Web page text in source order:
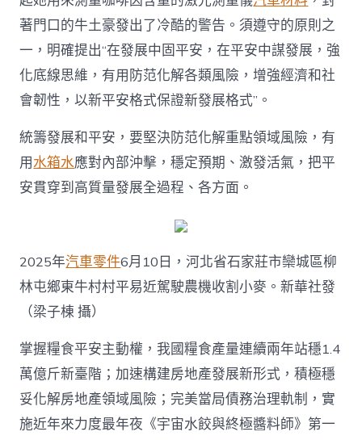
著門口的牛土豪發出了冷酷的警告。須遵守的原則之
一，明確提出“在發展中固平安，在平安中謀發展，強
化底線思維，有用防范化解各類風險，增強經濟和社
會韌性，以新平安格式保證新發展格式”。
統籌發展和平安，要堅決防范化解重點領域風險，有
用水箱水應對內部沖擊，穩定預期、激發活氣，把平
安貫穿到高質量發展全過程、各方面。
2025年汽車零件6月10日，河北省石家莊市欒城區柳
林屯鄉東牛村村平易近駕駛農機收割小麥。新華社發
（梁子棟 攝）
掌握糧食平安主動權，我國糧食產量連續兩年站穩1.4
萬億斤新臺階；加速構建房地產發展新形式，積極穩
妥化解房地產領域風險；完美當局債務治理軌制，實
施近年來力度最年夜《宇宙水餃與終極醬料師》第一